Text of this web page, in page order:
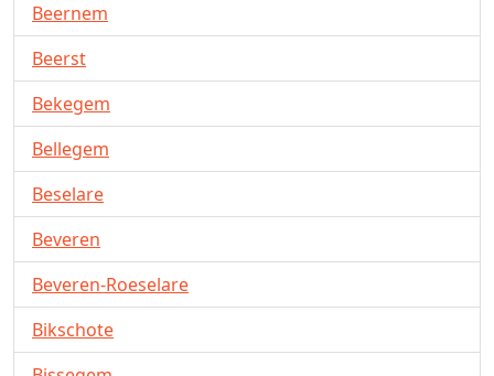
Beernem
Beerst
Bekegem
Bellegem
Beselare
Beveren
Beveren-Roeselare
Bikschote